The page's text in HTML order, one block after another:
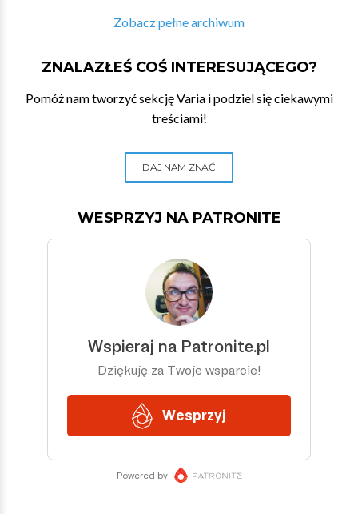
Zobacz pełne archiwum
ZNALAZŁEŚ COŚ INTERESUJĄCEGO?
Pomóż nam tworzyć sekcję Varia i podziel się ciekawymi
treściami!
DAJ NAM ZNAĆ
WESPRZYJ NA PATRONITE